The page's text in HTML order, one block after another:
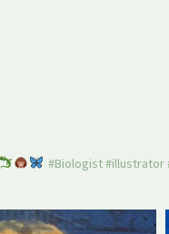
#Biologist